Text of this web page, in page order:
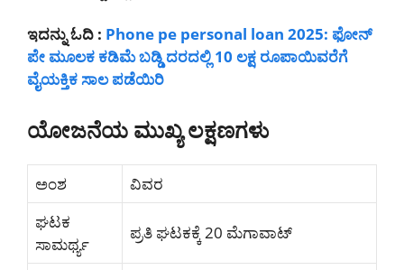
ಇದನ್ನು ಓದಿ : Phone pe personal loan 2025: ಫೋನ್
ಪೇ ಮೂಲಕ ಕಡಿಮೆ ಬಡ್ಡಿ ದರದಲ್ಲಿ 10 ಲಕ್ಷ ರೂಪಾಯಿವರೆಗೆ
ವೈಯಕ್ತಿಕ ಸಾಲ ಪಡೆಯಿರಿ
ಯೋಜನೆಯ ಮುಖ್ಯ ಲಕ್ಷಣಗಳು
ಅಂಶ
ವಿವರ
ಘಟಕ
ಸಾಮರ್ಥ್ಯ
ಪ್ರತಿ ಘಟಕಕ್ಕೆ 20 ಮೆಗಾವಾಟ್